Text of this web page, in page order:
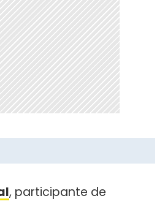
, participante de